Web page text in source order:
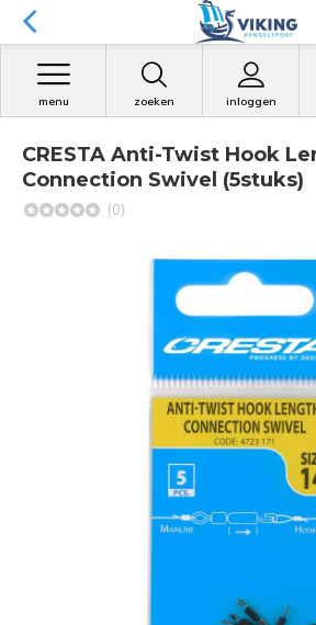
zoeken inloggen
menu
CRESTA Anti-Twist Hook
Connection Swivel (5stuks)
(0)